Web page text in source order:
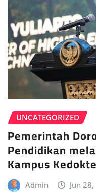
UNCATEGORIZED
Pemerintah
Pendidikan
Kampus
Admin Jun